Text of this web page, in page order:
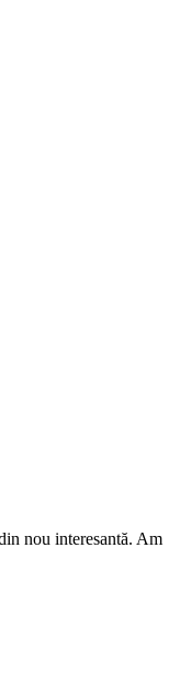
nou interesantă. Am